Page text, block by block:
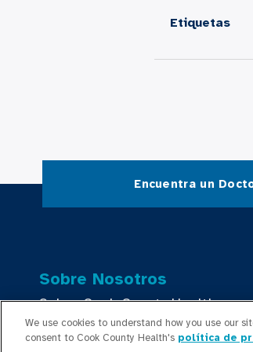
Etiquetas
Encuentra un
Sobre Nosotros
Sobre Cook County Health
Strategic Plan 2026 – 2028
We use cookies to understand how you use our
consent to Cook County Health's política de